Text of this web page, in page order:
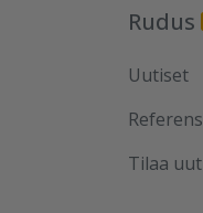
Rudus
Uutiset
Tilaa